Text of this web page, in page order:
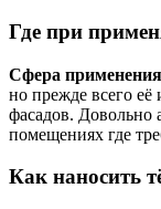
Где при
Сфера
но прежде всего её
фасадов. Довольно
помещениях где
Как наносить